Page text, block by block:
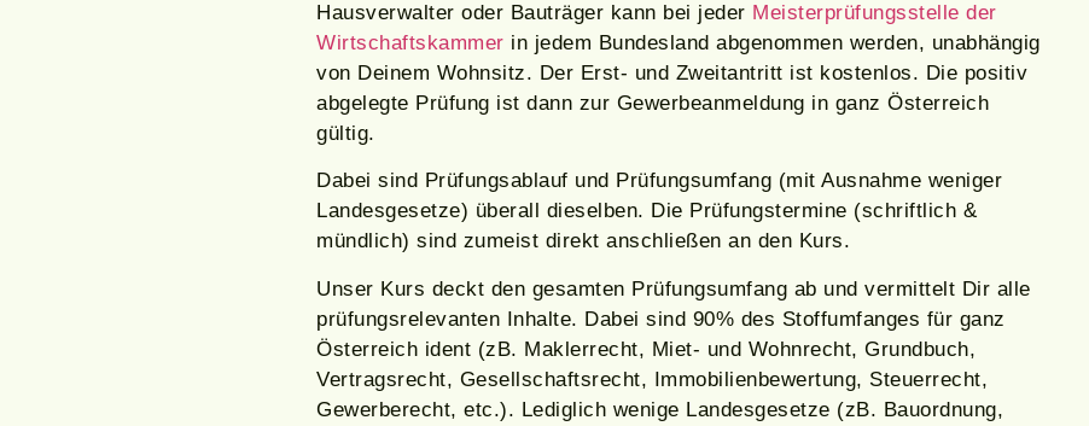
Hausverwalter oder Bauträger kann bei jeder Meisterprüfungsstelle der
Wirtschaftskammer in jedem Bundesland abgenommen werden, unabhängig
von Deinem Wohnsitz. Der Erst- und Zweitantritt ist kostenlos. Die positiv
abgelegte Prüfung ist dann zur Gewerbeanmeldung in ganz Österreich
gültig.
Dabei sind Prüfungsablauf und Prüfungsumfang (mit Ausnahme weniger
Landesgesetze) überall dieselben. Die Prüfungstermine (schriftlich &
mündlich) sind zumeist direkt anschließen an den Kurs.
Unser Kurs deckt den gesamten Prüfungsumfang ab und vermittelt Dir alle
prüfungsrelevanten Inhalte. Dabei sind 90% des Stoffumfanges für ganz
Österreich ident (zB. Maklerrecht, Miet- und Wohnrecht, Grundbuch,
Vertragsrecht, Gesellschaftsrecht, Immobilienbewertung, Steuerrecht,
Gewerberecht, etc.). Lediglich wenige Landesgesetze (zB. Bauordnung,